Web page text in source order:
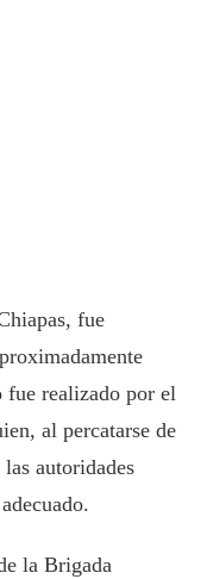
fue
fue realizado por el
al percatarse de
autoridades
la Brigada